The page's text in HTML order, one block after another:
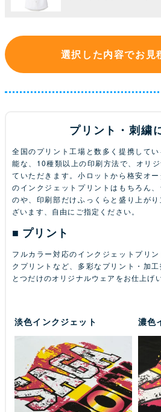
選択した内容でお見
プリント・刺繍
全国のプリント工場と数多く提携して
能な、10種類以上の印刷方法で、オリ
ていただきます。小ロットから格安オ
のインクジェットプリントはもちろん
のや、印刷部だけふっくらと盛り上が
ざいます、自由にご指定ください。
プリント
フルカラー対応のインクジェットプリ
クプリントなど、多彩なプリント・加
とつだけのオリジナルウェアをお仕上げ
淡色インクジェット 濃色